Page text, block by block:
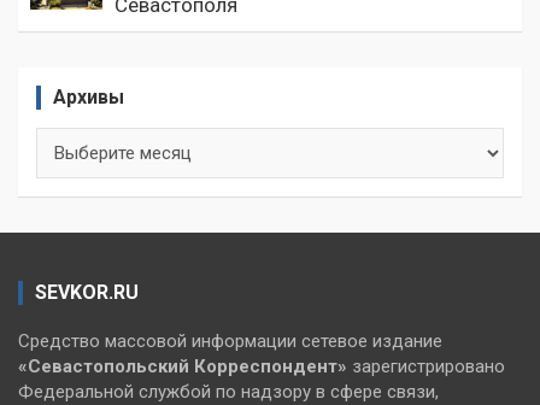
Севастополя
Архивы
SEVKOR.RU
Средство массовой информации сетевое издание
«Севастопольский Корреспондент» зарегистрировано
Федеральной службой по надзору в сфере связи,